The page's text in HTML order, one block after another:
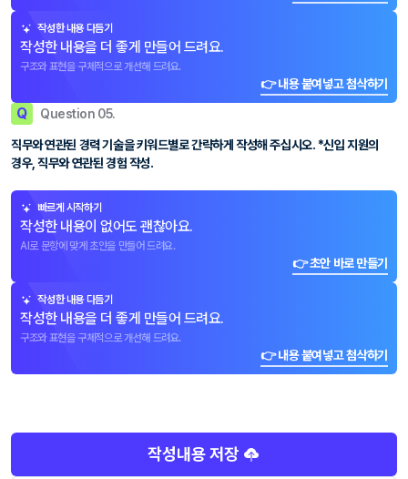
작성한 내용 다듬기
작성한 내용을 더 좋게 만들어 드려요.
구조와 표현을 구체적으로 개선해 드려요.
👉 내용 붙여넣고 첨삭하기
Q Question 05.
직무와 연관된 경력 기술을 키워드별로 간략하게 작성해 주십시오. *신입 지원의
경우, 직무와 연관된 경험 작성.
빠르게 시작하기
작성한 내용이 없어도 괜찮아요.
AI로 문항에 맞게 초안을 만들어 드려요.
👉 초안 바로 만들기
작성한 내용 다듬기
작성한 내용을 더 좋게 만들어 드려요.
구조와 표현을 구체적으로 개선해 드려요.
👉 내용 붙여넣고 첨삭하기
작성내용 저장